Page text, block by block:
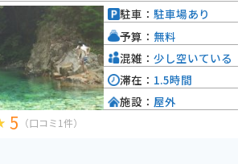
スの美しい景観を望むことができ、四季折々の自然
て親しまれています。
5 （口コミ1件）
駐車： 駐車場あり
予算： 無料
混雑： 少し空いている
滞在： 1.5時間
施設： 屋外